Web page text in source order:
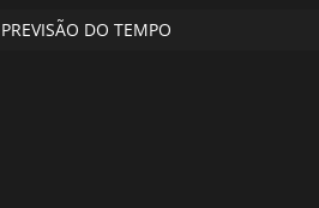
PREVISÃO DO TEMPO